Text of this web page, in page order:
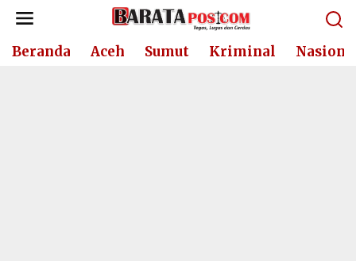
Lewati
konten
Beranda Aceh Sumut Kriminal